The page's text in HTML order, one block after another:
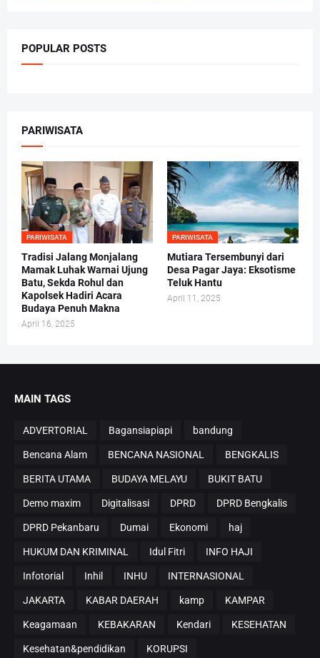
POPULAR POSTS
PARIWISATA
PARIWISATA
Tradisi Jalang Monjalang
Mamak Luhak Warnai Ujung
Batu, Sekda Rohul dan
Kapolsek Hadiri Acara
Budaya Penuh Makna
April 16, 2025
PARIWISATA
Mutiara Tersembunyi dari
Desa Pagar Jaya: Eksotisme
Teluk Hantu
April 11, 2025
MAIN TAGS
ADVERTORIAL Bagansiapiapi bandung
Bencana Alam BENCANA NASIONAL BENGKALIS
BERITA UTAMA BUDAYA MELAYU BUKIT BATU
Demo maxim Digitalisasi DPRD DPRD Bengkalis
DPRD Pekanbaru Dumai Ekonomi haj
HUKUM DAN KRIMINAL Idul Fitri INFO HAJI
Infotorial Inhil INHU INTERNASIONAL
JAKARTA KABAR DAERAH kamp KAMPAR
Keagamaan KEBAKARAN Kendari KESEHATAN
Kesehatan&pendidikan KORUPSI